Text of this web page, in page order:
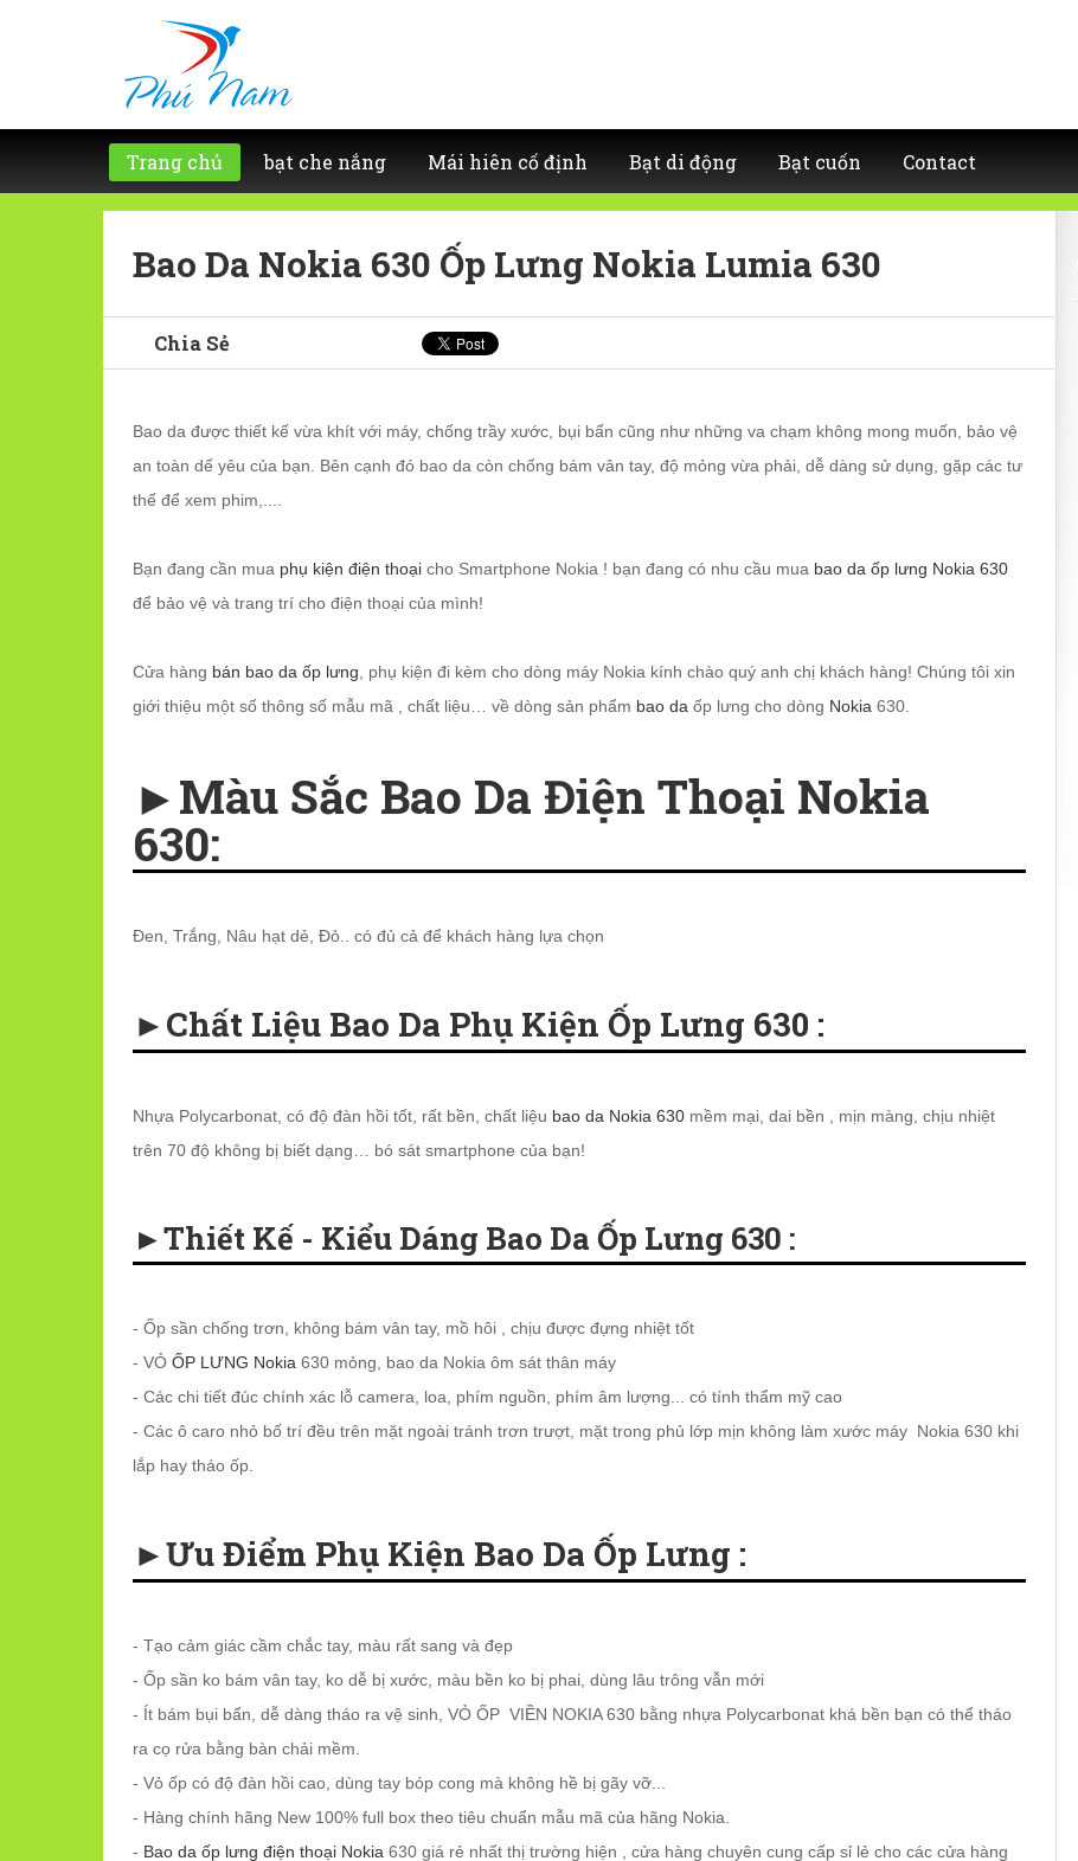
Trang chủ bạt che nắng Mái hiên cố định Bạt di động Bạt cuốn Contact
Bao Da Nokia 630 Ốp Lưng Nokia Lumia 630
Chia Sẻ
Bao da được thiết kế vừa khít với máy, chống trầy xước, bụi bẩn cũng như những va chạm không mong muốn, bảo vệ
an toàn dế yêu của bạn. Bên cạnh đó bao da còn chống bám vân tay, độ mỏng vừa phải, dễ dàng sử dụng, gặp các tư
thế để xem phim,....
Bạn đang cần mua phụ kiện điện thoại cho Smartphone Nokia ! bạn đang có nhu cầu mua bao da ốp lưng Nokia 630
để bảo vệ và trang trí cho điện thoại của mình!
Cửa hàng bán bao da ốp lưng , phụ kiện đi kèm cho dòng máy Nokia kính chào quý anh chị khách hàng! Chúng tôi xin
giới thiệu một số thông số mẫu mã , chất liệu… về dòng sản phẩm bao da ốp lưng cho dòng Nokia 630.
►Màu Sắc Bao Da Điện Thoại Nokia
630:
Đen, Trắng, Nâu hạt dẻ, Đỏ.. có đủ cả để khách hàng lựa chọn
►Chất Liệu Bao Da Phụ Kiện Ốp Lưng 630 :
Nhựa Polycarbonat, có độ đàn hồi tốt, rất bền, chất liệu bao da Nokia 630 mềm mại, dai bền , mịn màng, chịu nhiệt
trên 70 độ không bị biết dạng… bó sát smartphone của bạn!
►Thiết Kế - Kiểu Dáng Bao Da Ốp Lưng 630 :
- Ốp sần chống trơn, không bám vân tay, mồ hôi , chịu được đựng nhiệt tốt
- VỎ ỐP LƯNG Nokia 630 mỏng, bao da Nokia ôm sát thân máy
- Các chi tiết đúc chính xác lỗ camera, loa, phím nguồn, phím âm lượng... có tính thẩm mỹ cao
- Các ô caro nhỏ bố trí đều trên mặt ngoài tránh trơn trượt, mặt trong phủ lớp mịn không làm xước máy Nokia 630 khi
lắp hay tháo ốp.
►Ưu Điểm Phụ Kiện Bao Da Ốp Lưng :
- Tạo cảm giác cầm chắc tay, màu rất sang và đẹp
- Ốp sần ko bám vân tay, ko dễ bị xước, màu bền ko bị phai, dùng lâu trông vẫn mới
- Ít bám bụi bẩn, dễ dàng tháo ra vệ sinh, VỎ ỐP VIỀN NOKIA 630 bằng nhựa Polycarbonat khá bền bạn có thể tháo
ra cọ rửa bằng bàn chải mềm.
- Vỏ ốp có độ đàn hồi cao, dùng tay bóp cong mà không hề bị gãy vỡ...
- Hàng chính hãng New 100% full box theo tiêu chuẩn mẫu mã của hãng Nokia.
- Bao da ốp lưng điện thoại Nokia 630 giá rẻ nhất thị trường hiện , cửa hàng chuyên cung cấp sỉ lẻ cho các cửa hàng